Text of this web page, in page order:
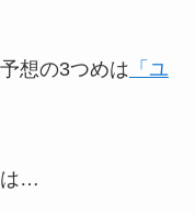
想の3つめは 「ユ
は…